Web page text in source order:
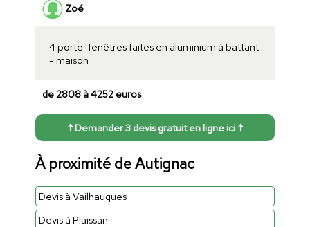
Zoé
4 porte-fenêtres faites en aluminium à battant
- maison
de 2808 à 4252 euros
↑ Demander 3 devis gratuit en ligne ici ↑
À proximité de Autignac
Devis à Vailhauques
Devis à Plaissan